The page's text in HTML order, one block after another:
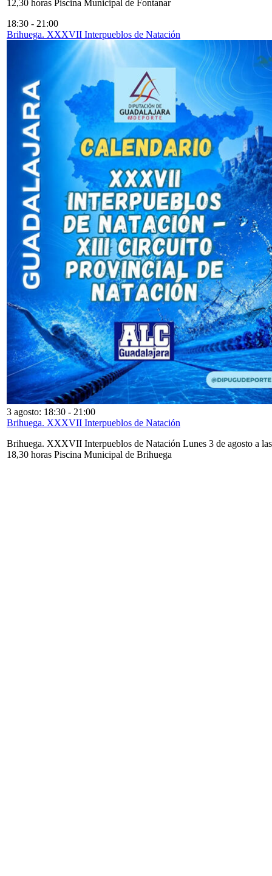
12,30 horas Piscina Municipal de Fontanar
18:30 - 21:00
Brihuega. XXXVII Interpueblos de Natación
3 agosto: 18:30 - 21:00
Brihuega. XXXVII Interpueblos de Natación
Brihuega. XXXVII Interpueblos de Natación Lunes 3 de agosto a las
18,30 horas Piscina Municipal de Brihuega